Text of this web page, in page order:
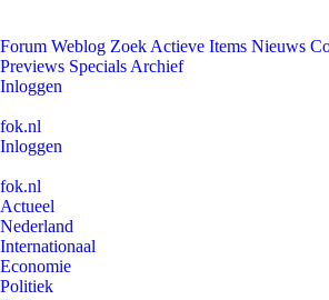
Forum Weblog Zoek Actieve Items Nieuws
Previews Specials Archief
Inloggen
fok.nl
Inloggen
fok.nl
Actueel
Nederland
Internationaal
Economie
Politiek